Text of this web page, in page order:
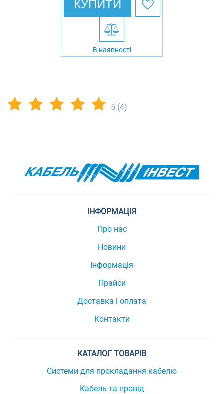
5 (4)
КУПИТИ
В наявності
ІНФОРМАЦІЯ
Про нас
Новини
Інформація
Прайси
Доставка і оплата
Контакти
КАТАЛОГ ТОВАРІВ
Системи для прокладання кабелю
Кабель та провід